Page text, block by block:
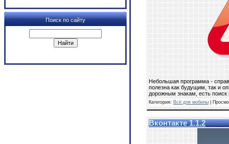
Поиск по сайту
Небольшая программа -
полезна как будущим, так и
дорожным знакам, есть
Категория: Всё для мобилы |
Вконтакте 1.1.2